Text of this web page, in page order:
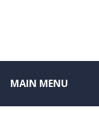
MAIN MENU